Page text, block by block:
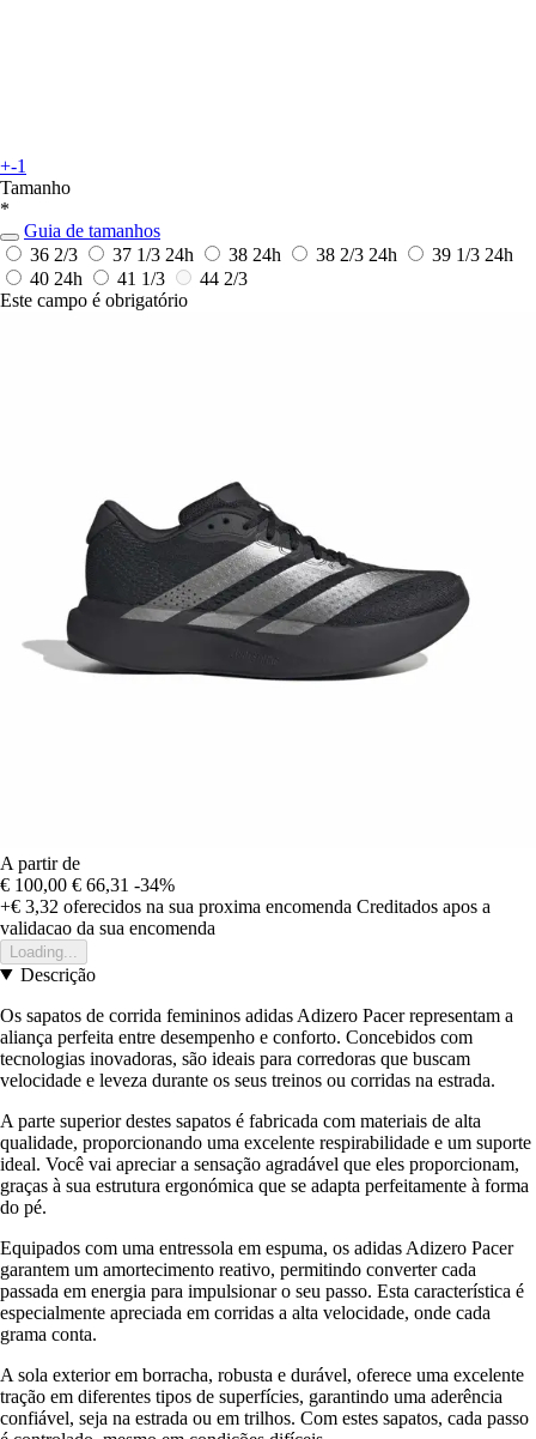
+-1
Tamanho
*
Guia de tamanhos
36 2/3
37 1/3 24h 38 24h 38 2/3 24h 39 1/3 24h
40 24h 41 1/3
44 2/3
Este campo é obrigatório
A partir de
€ 100,00 € 66,31 -34%
+€ 3,32 oferecidos na sua proxima encomenda Creditados apos a
validacao da sua encomenda
Loading...
Descrição
Os sapatos de corrida femininos adidas Adizero Pacer representam a
aliança perfeita entre desempenho e conforto. Concebidos com
tecnologias inovadoras, são ideais para corredoras que buscam
velocidade e leveza durante os seus treinos ou corridas na estrada.
A parte superior destes sapatos é fabricada com materiais de alta
qualidade, proporcionando uma excelente respirabilidade e um suporte
ideal. Você vai apreciar a sensação agradável que eles proporcionam,
graças à sua estrutura ergonómica que se adapta perfeitamente à forma
do pé.
Equipados com uma entressola em espuma, os adidas Adizero Pacer
garantem um amortecimento reativo, permitindo converter cada
passada em energia para impulsionar o seu passo. Esta característica é
especialmente apreciada em corridas a alta velocidade, onde cada
grama conta.
A sola exterior em borracha, robusta e durável, oferece uma excelente
tração em diferentes tipos de superfícies, garantindo uma aderência
confiável, seja na estrada ou em trilhos. Com estes sapatos, cada passo